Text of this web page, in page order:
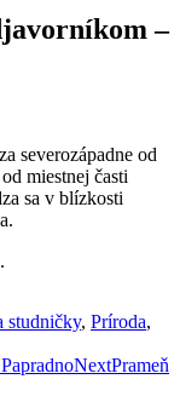
–
severozápadne od
miestnej časti
sa v blízkosti
studničky, Príroda,
NextPrameň